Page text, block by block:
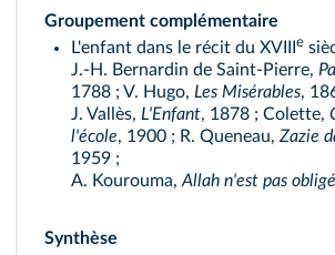
Groupement complémentaire
L'enfant dans le récit du XVIII e
J.-H. Bernardin de Saint-Pierre,
1788 ; V. Hugo, Les Misérables,
J. Vallès, L'Enfant, 1878 ; Colette,
l'école, 1900 ; R. Queneau, Zazie
1959 ;
A. Kourouma, Allah n'est pas obligé
Synthèse